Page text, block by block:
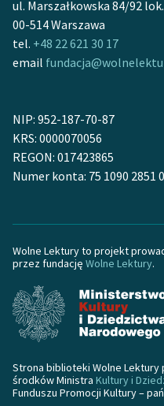
skandynawskiej literatury
feministycznej
Ręce pełne poezji
twórców przechodzących
do domeny publicznej,
lektur szkolnych oraz
Starego Testamentu
Lektur
O nas
Kontakt
Zespół
ul. Marszałkowska 84/92
00-514 Warszawa
tel. +48 22 621 30 17
email
NIP: 952-187-70-87
KRS: 0000070056
REGON: 017423865
Numer konta: 75 1090 2851
Wolne Lektury to projekt
przez fundację Wolne Lektury.
Strona biblioteki Wolne Lektury
środków Ministra Kultury i
Funduszu Promocji Kultury –